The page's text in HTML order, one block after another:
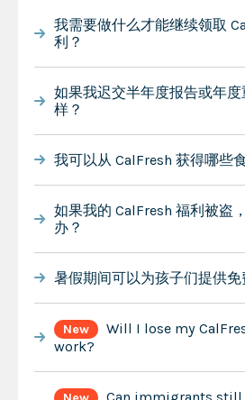
我需要做什么才能继续领取
利？
如果我迟交半年度报告或年
样？
我可以从 CalFresh 获得哪些
如果我的 CalFresh 福利被盗
办？
暑假期间可以为孩子们提供免
New
Will I lose my
work?
Can immigrants still